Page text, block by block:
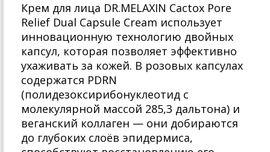
Крем для лица DR.MELAXIN Cactox Pore
Relief Dual Capsule Cream использует
инновационную технологию двойных
капсул, которая позволяет эффективно
ухаживать за кожей. В розовых капсулах
содержатся PDRN
(полидезоксирибонуклеотид с
молекулярной массой 285,3 дальтона) и
веганский коллаген — они добираются
до глубоких слоёв эпидермиса,